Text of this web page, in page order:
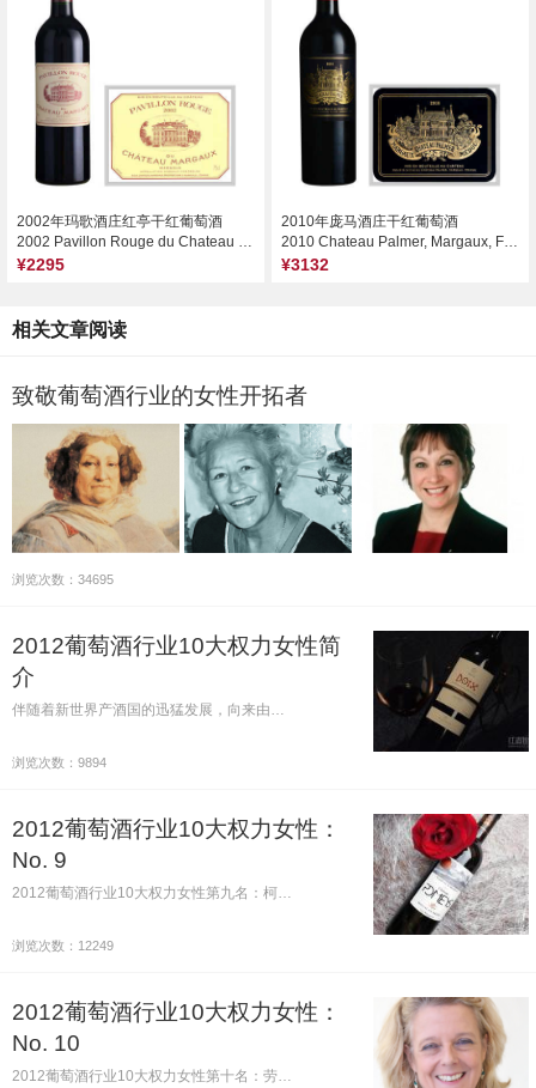
2002年玛歌酒庄红亭干红葡萄酒
¥2295
2010年庞马酒庄干红葡萄酒
¥3132
相关文章阅读
致敬葡萄酒行业的女性开拓者
浏览次数：34695
2012葡萄酒行业10大权力女性简
介
伴随着新世界产酒国的迅猛发展，向来由…
浏览次数：9894
2012葡萄酒行业10大权力女性：
No. 9
2012葡萄酒行业10大权力女性第九名：柯…
浏览次数：12249
2012葡萄酒行业10大权力女性：
No. 10
2012葡萄酒行业10大权力女性第十名：劳…